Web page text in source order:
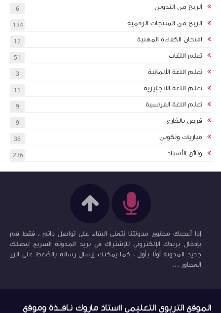
الربح من التدوين 6
الربح من المنتجات الرقمية 134
امتحان الكفاءة المهنية 12
تعلم اللغات 51
تعلم اللغة الألمانية 3
تعلم اللغة الانجليزية 11
تعلم اللغة الفرنسية 9
فرص بالخارج 9
مباريات وتكوين 36
وثائق الأستاذ 236
إذا أعجبك محتوى مدونتنا نتمنى البقاء على تواصل دائم ، فقط قم
بإدخال بريدك الإلكتروني للإشتراك في بريد المدونة السريع ليصلك
جديد المدونة أولاً بأول ، كما يمكنك إرسال رساله بالضغط على الزر
المجاور ...
الموقع التربوي التعليمي ااستاذ ماروك نـافــذة وموقع